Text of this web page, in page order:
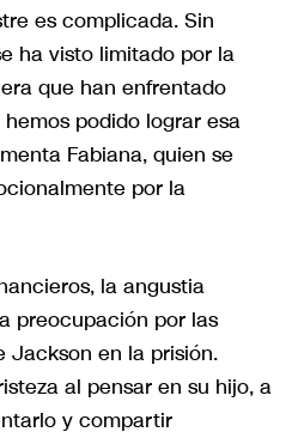
es complicada. Sin
ha visto limitado por la
que han enfrentado
podido lograr esa
Fabiana, quien se
por la
la angustia
preocupación por las
Jackson en la prisión.
al pensar en su hijo, a
y compartir